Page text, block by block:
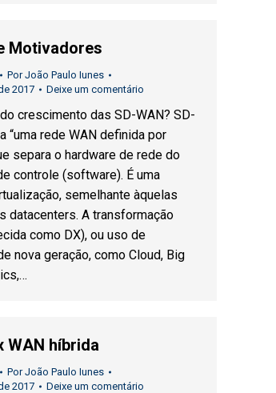
Motivadores
PorJoão Paulo Iunes
2017
Deixe um comentário
crescimento das SD-WAN? SD-
“uma rede WAN definida por
separa o hardware de rede do
controle (software). É uma
semelhante àquelas
datacenters. A transformação
como DX), ou uso de
nova geração, como Cloud, Big
WAN híbrida
PorJoão Paulo Iunes
2017
Deixe um comentário